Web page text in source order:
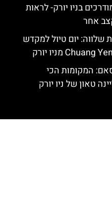
בניו יורק- לראות
אחר
שלווה: יום טיול למקדש
המקומות הכי
טאון של ניו יורק